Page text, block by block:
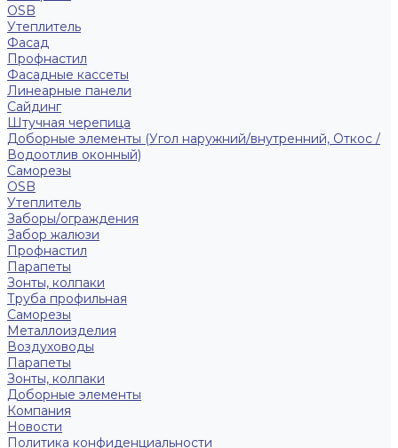
ОSB
Утеплитель
Фасад
Профнастил
Фасадные кассеты
Линеарные панели
Сайдинг
Штучная черепица
Доборные элементы (Угол наружний/внутренний, Откос /
Водоотлив оконный)
Саморезы
OSB
Утеплитель
Заборы/ограждения
Забор жалюзи
Профнастил
Парапеты
Зонты, колпаки
Труба профильная
Саморезы
Металлоизделия
Воздуховоды
Парапеты
Зонты, колпаки
Доборные элементы
Компания
Новости
Политика конфиденциальности